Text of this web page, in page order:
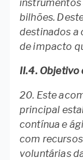
instrumentos
bilhões.
destinados a
de impacto
II.4. Objetivo
20. Este
principal
contínua e
com
voluntárias